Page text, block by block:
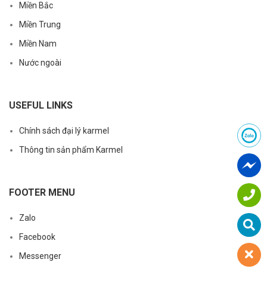
Miền Bắc
Miền Trung
Miền Nam
Nước ngoài
USEFUL LINKS
Chính sách đại lý karmel
Thông tin sản phẩm Karmel
FOOTER MENU
Zalo
Facebook
Messenger